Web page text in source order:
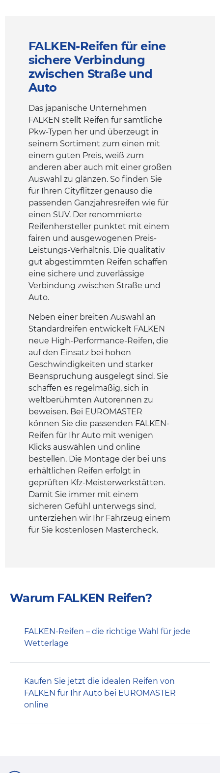
FALKEN-Reifen für eine
sichere Verbindung
zwischen Straße und
Auto
Das japanische Unternehmen
FALKEN stellt Reifen für sämtliche
Pkw-Typen her und überzeugt in
seinem Sortiment zum einen mit
einem guten Preis, weiß zum
anderen aber auch mit einer großen
Auswahl zu glänzen. So finden Sie
für Ihren Cityflitzer genauso die
passenden Ganzjahresreifen wie für
einen SUV. Der renommierte
Reifenhersteller punktet mit einem
fairen und ausgewogenen Preis-
Leistungs-Verhältnis. Die qualitativ
gut abgestimmten Reifen schaffen
eine sichere und zuverlässige
Verbindung zwischen Straße und
Auto.
Neben einer breiten Auswahl an
Standardreifen entwickelt FALKEN
neue High-Performance-Reifen, die
auf den Einsatz bei hohen
Geschwindigkeiten und starker
Beanspruchung ausgelegt sind. Sie
schaffen es regelmäßig, sich in
weltberühmten Autorennen zu
beweisen. Bei EUROMASTER
können Sie die passenden FALKEN-
Reifen für Ihr Auto mit wenigen
Klicks auswählen und online
bestellen. Die Montage der bei uns
erhältlichen Reifen erfolgt in
geprüften Kfz-Meisterwerkstätten.
Damit Sie immer mit einem
sicheren Gefühl unterwegs sind,
unterziehen wir Ihr Fahrzeug einem
für Sie kostenlosen Mastercheck.
Warum FALKEN Reifen?
FALKEN-Reifen – die richtige Wahl für jede
Wetterlage
Kaufen Sie jetzt die idealen Reifen von
FALKEN für Ihr Auto bei EUROMASTER
online